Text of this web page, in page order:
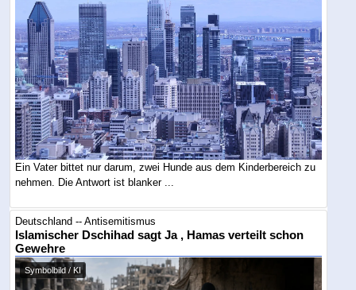
Ein Vater bittet nur darum, zwei Hunde aus dem Kinderbereich zu
nehmen. Die Antwort ist blanker ...
Deutschland -- Antisemitismus
Islamischer Dschihad sagt Ja , Hamas verteilt schon
Gewehre
Symbolbild / KI